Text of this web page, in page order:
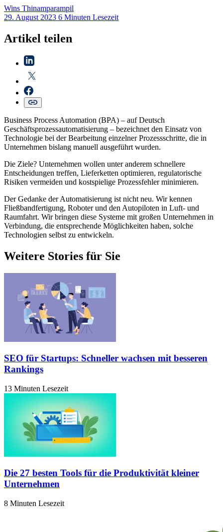
Wins Thinamparampil
29. August 2023 6 Minuten Lesezeit
Artikel teilen
Business Process Automation (BPA) – auf Deutsch
Geschäftsprozessautomatisierung – bezeichnet den Einsatz von
Technologie bei der Bearbeitung einzelner Prozessschritte, die in
Unternehmen bislang manuell ausgeführt wurden.
Die Ziele? Unternehmen wollen unter anderem schnellere
Entscheidungen treffen, Lieferketten optimieren, regulatorische
Risiken vermeiden und kostspielige Prozessfehler minimieren.
Der Gedanke der Automatisierung ist nicht neu. Wir kennen
Fließbandfertigung, Roboter und den Autopiloten in Luft- und
Raumfahrt. Wir bringen diese Systeme mit großen Unternehmen in
Verbindung, die entsprechende Möglichkeiten haben, solche
Technologien selbst zu entwickeln.
Weitere Stories für Sie
SEO für Startups: Schneller wachsen mit besseren
Rankings
13 Minuten Lesezeit
Die 27 besten Tools für die Produktivität kleiner
Unternehmen
8 Minuten Lesezeit